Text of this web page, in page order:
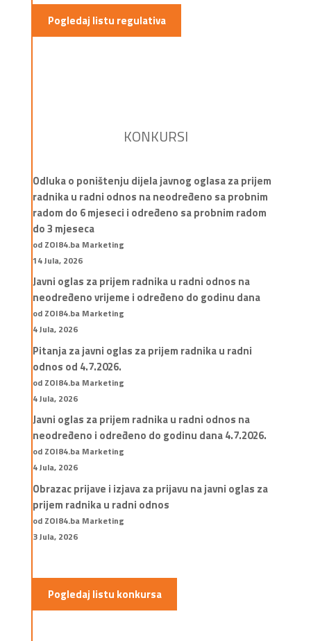
Pogledaj listu regulativa
KONKURSI
Odluka o poništenju dijela javnog oglasa za prijem
radnika u radni odnos na neodređeno sa probnim
radom do 6 mjeseci i određeno sa probnim radom
do 3 mjeseca
od ZOI84.ba Marketing
14 Jula, 2026
Javni oglas za prijem radnika u radni odnos na
neodređeno vrijeme i određeno do godinu dana
od ZOI84.ba Marketing
4 Jula, 2026
Pitanja za javni oglas za prijem radnika u radni
odnos od 4.7.2026.
od ZOI84.ba Marketing
4 Jula, 2026
Javni oglas za prijem radnika u radni odnos na
neodređeno i određeno do godinu dana 4.7.2026.
od ZOI84.ba Marketing
4 Jula, 2026
Obrazac prijave i izjava za prijavu na javni oglas za
prijem radnika u radni odnos
od ZOI84.ba Marketing
3 Jula, 2026
Pogledaj listu konkursa